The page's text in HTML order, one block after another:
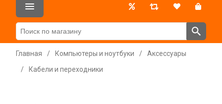
Главная / Компьютеры и ноутбуки /
Аксессуары
/
Кабели и переходники